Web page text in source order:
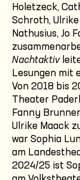
Holetzeck,
Schroth, Ulrike
Nathusius, Jo
Nachtaktiv
Lesungen mit
Von 2018 bis
Theater
Fanny
Ulrike Maack
war Sophia
am
2024/25 ist